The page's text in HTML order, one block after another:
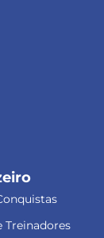
Treinadores